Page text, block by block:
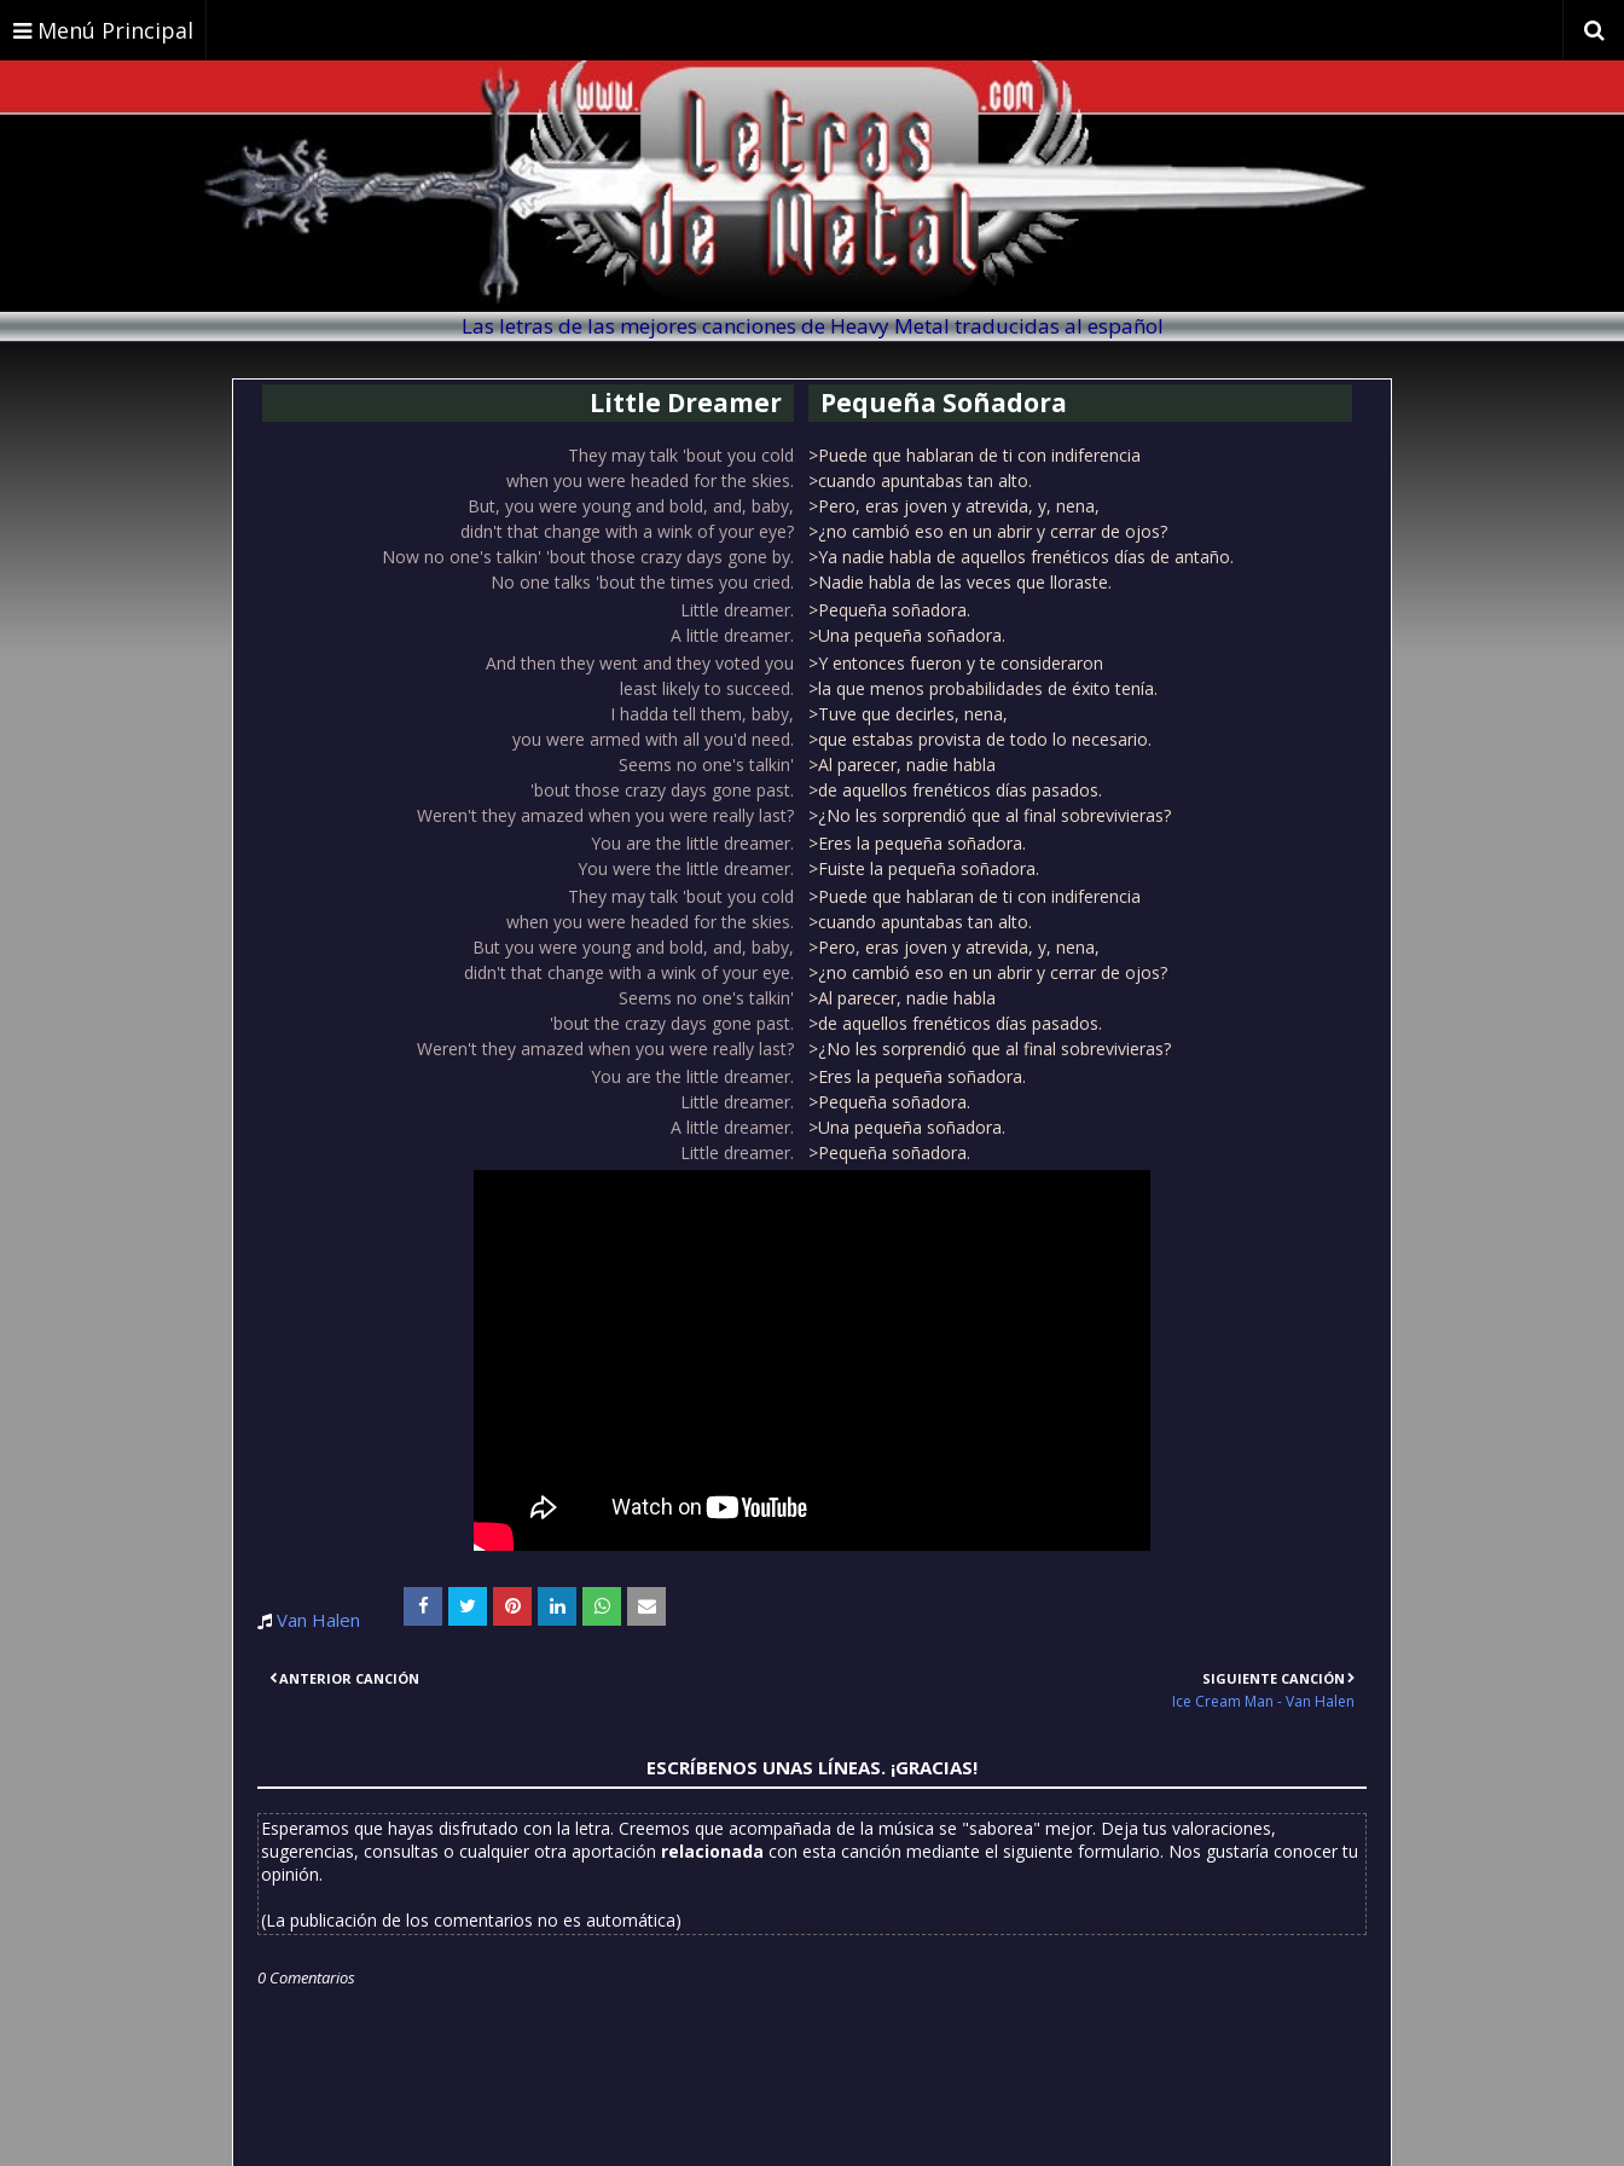
Menú Principal
Las letras de las mejores canciones de Heavy Metal traducidas al español
Little Dreamer Pequeña Soñadora
They may talk 'bout you cold
when you were headed for the skies.
But, you were young and bold, and, baby,
didn't that change with a wink of your eye?
Now no one's talkin' 'bout those crazy days gone by.
No one talks 'bout the times you cried.
>Puede que hablaran de ti con indiferencia
>cuando apuntabas tan alto.
>Pero, eras joven y atrevida, y, nena,
>¿no cambió eso en un abrir y cerrar de ojos?
>Ya nadie habla de aquellos frenéticos días de antaño.
>Nadie habla de las veces que lloraste.
Little dreamer.
A little dreamer.
>Pequeña soñadora.
>Una pequeña soñadora.
And then they went and they voted you
least likely to succeed.
I hadda tell them, baby,
you were armed with all you'd need.
Seems no one's talkin'
'bout those crazy days gone past.
Weren't they amazed when you were really last?
>Y entonces fueron y te consideraron
>la que menos probabilidades de éxito tenía.
>Tuve que decirles, nena,
>que estabas provista de todo lo necesario.
>Al parecer, nadie habla
>de aquellos frenéticos días pasados.
>¿No les sorprendió que al final sobrevivieras?
You are the little dreamer.
You were the little dreamer.
>Eres la pequeña soñadora.
>Fuiste la pequeña soñadora.
They may talk 'bout you cold
when you were headed for the skies.
But you were young and bold, and, baby,
didn't that change with a wink of your eye.
Seems no one's talkin'
'bout the crazy days gone past.
Weren't they amazed when you were really last?
>Puede que hablaran de ti con indiferencia
>cuando apuntabas tan alto.
>Pero, eras joven y atrevida, y, nena,
>¿no cambió eso en un abrir y cerrar de ojos?
>Al parecer, nadie habla
>de aquellos frenéticos días pasados.
>¿No les sorprendió que al final sobrevivieras?
You are the little dreamer.
Little dreamer.
A little dreamer.
Little dreamer.
>Eres la pequeña soñadora.
>Pequeña soñadora.
>Una pequeña soñadora.
>Pequeña soñadora.
Van Halen
ANTERIOR CANCIÓN SIGUIENTE CANCIÓN
Ice Cream Man - Van Halen
ESCRÍBENOS UNAS LÍNEAS. ¡GRACIAS!
Esperamos que hayas disfrutado con la letra. Creemos que acompañada de la música se "saborea" mejor. Deja tus valoraciones,
sugerencias, consultas o cualquier otra aportación relacionada con esta canción mediante el siguiente formulario. Nos gustaría conocer tu
opinión.
(La publicación de los comentarios no es automática)
0 Comentarios